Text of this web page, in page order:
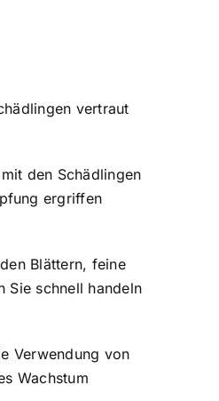
vertraut
den Schädlingen
ergriffen
Blättern, feine
Sie schnell handeln
Verwendung von
Wachstum